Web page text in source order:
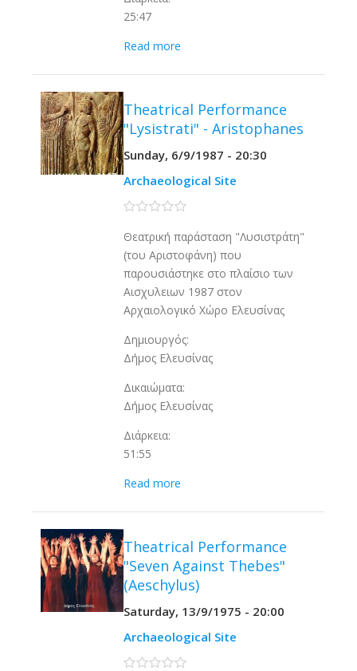
25:47
Read more
Theatrical Performance
"Lysistrati" - Aristophanes
Sunday, 6/9/1987 - 20:30
Archaeological Site
0 stars
Θεατρική παράσταση "Λυσιστράτη"
(του Αριστοφάνη) που
παρουσιάστηκε στο πλαίσιο των
Αισχυλειων 1987 στον
Αρχαιολογικό Χώρο Ελευσίνας
Δημιουργός:
Δήμος Ελευσίνας
Δικαιώματα:
Δήμος Ελευσίνας
Διάρκεια:
51:55
Read more
Theatrical Performance
"Seven Against Thebes"
(Aeschylus)
Saturday, 13/9/1975 - 20:00
Archaeological Site
0 stars